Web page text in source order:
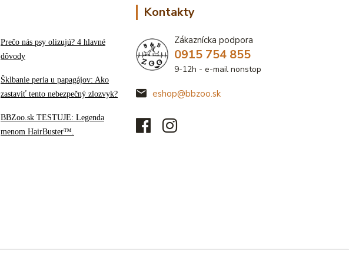
Prečo nás psy olizujú? 4 hlavné
dôvody
Šklbanie peria u papagájov: Ako
zastaviť tento nebezpečný zlozvyk?
BBZoo.sk TESTUJE: Legenda
menom HairBuster™.
Kontakty
Zákaznícka podpora
0915 754 855
9-12h - e-mail nonstop
eshop@bbzoo.sk